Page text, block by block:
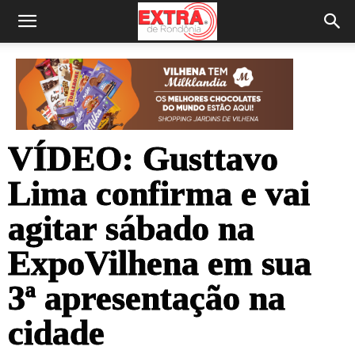
VÍDEO: Gusttavo
Lima confirma e vai
agitar sábado na
ExpoVilhena em sua
3ª apresentação na
cidade